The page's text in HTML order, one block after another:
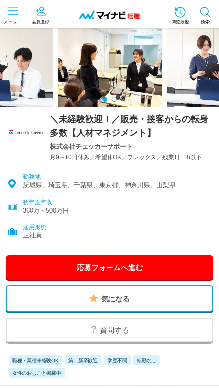
メニュー 会員登録 閲覧履歴 検索
＼未経験歓迎！／販売・接客からの転身
多数【人材マネジメント】
株式会社チェッカーサポート
月9～10日休み／希望休OK／フレックス／残業1日1h以下
勤務地
茨城県、埼玉県、千葉県、東京都、神奈川県、山梨県
初年度年収
360万～500万円
雇用形態
正社員
応募フォームへ進む
気になる
質問する
職種・業種未経験OK 第二新卒歓迎 学歴不問 転勤なし
女性のおしごと掲載中